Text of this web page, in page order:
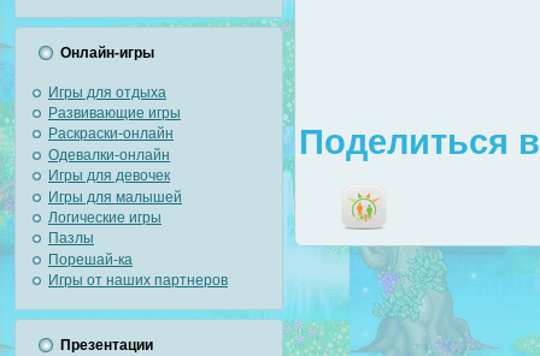
Онлайн-игры
Игры для отдыха
Развивающие игры
Раскраски-онлайн
Одевалки-онлайн
Игры для девочек
Игры для малышей
Логические игры
Пазлы
Порешай-ка
Игры от наших партнеров
Презентации
Поделиться